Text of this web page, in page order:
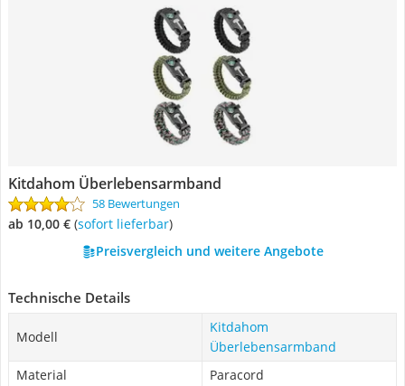
Kitdahom Überlebensarmband
58 Bewertungen
ab 10,00 € ( Sofort lieferbar)
Preisvergleich und weitere Angebote
Technische Details
Modell
Kitdahom
Überlebensarmband
Material
Paracord